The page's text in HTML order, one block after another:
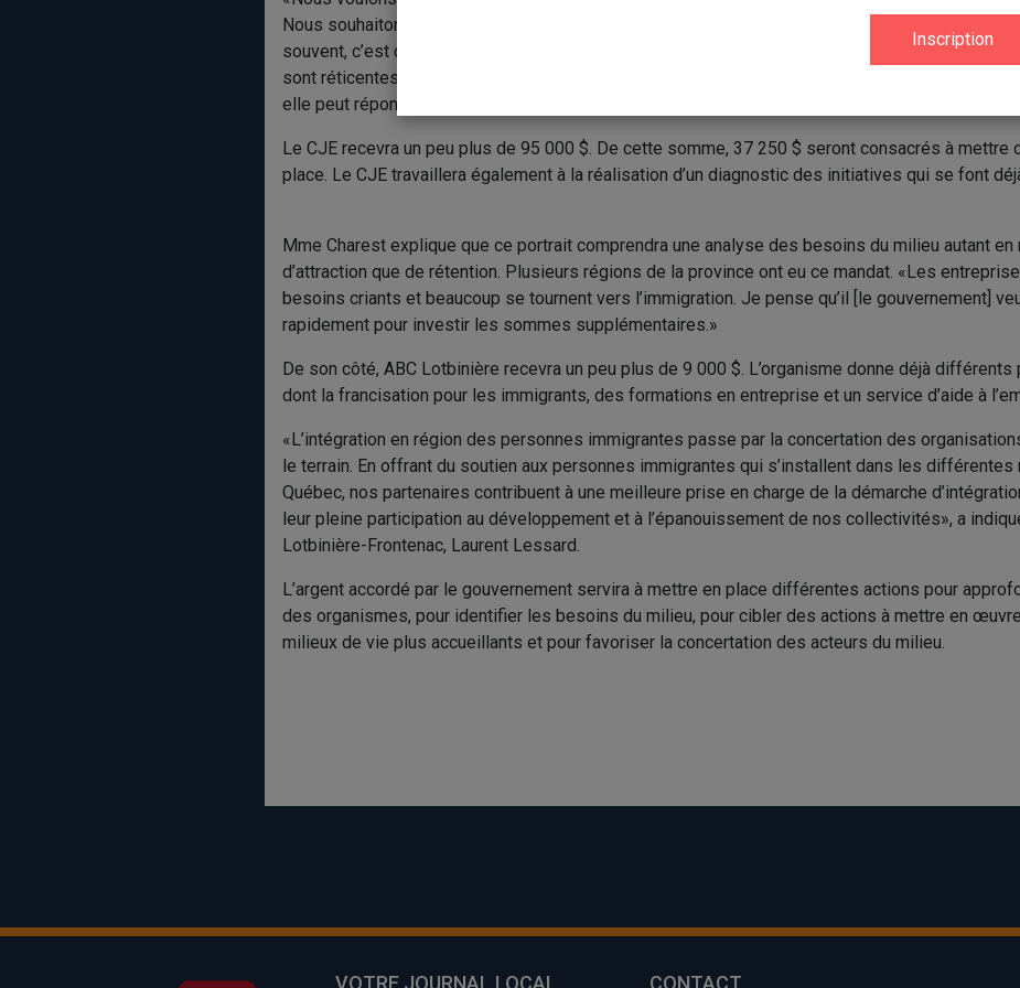
Nous souhaitons inviter les personnes immigrantes et leur famille dans la région. Ce que nous
souvent, c’est que ce sont les conjoints qui postulent. Lorsqu’ils obtiennent l’emploi, ce sont
sont réticentes à déménager en région. La famille au complet doit venir voir la région de
elle peut répondre à leurs besoins», a expliqué la directrice générale du CJE de Lotbinière,
Le CJE recevra un peu plus de 95 000 $. De cette somme, 37 250 $ seront consacrés à mettre
place. Le CJE travaillera également à la réalisation d’un diagnostic des initiatives qui se font
Mme Charest explique que ce portrait comprendra une analyse des besoins du milieu autant en
d’attraction que de rétention. Plusieurs régions de la province ont eu ce mandat. «Les
besoins criants et beaucoup se tournent vers l’immigration. Je pense qu’il [le gouvernement]
rapidement pour investir les sommes supplémentaires.»
De son côté, ABC Lotbinière recevra un peu plus de 9 000 $. L’organisme donne déjà différents
dont la francisation pour les immigrants, des formations en entreprise et un service d’aide à
«L’intégration en région des personnes immigrantes passe par la concertation des
le terrain. En offrant du soutien aux personnes immigrantes qui s’installent dans les différentes
Québec, nos partenaires contribuent à une meilleure prise en charge de la démarche
leur pleine participation au développement et à l’épanouissement de nos collectivités», a
Lotbinière-Frontenac, Laurent Lessard.
L’argent accordé par le gouvernement servira à mettre en place différentes actions pour
des organismes, pour identifier les besoins du milieu, pour cibler des actions à mettre en
milieux de vie plus accueillants et pour favoriser la concertation des acteurs du milieu.